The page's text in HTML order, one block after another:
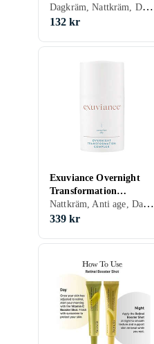
Dagkräm, Nattkräm, Dam, Herr, Mjukgörande, Rengörande, Återfuktande, Motverkar rynkor, Regenererande, Närande, Oljefri, Torr, Känslig, Mogen
132 kr
Exuviance Overnight
Transformation
Complex 50g
Nattkräm, Anti age, Dam, Avslappnande, Återfuktande, Motverkar rynkor, Uppstramande, Regenererande, Närande, Normal, Blandad, Torr, Fet, Alla, Känslig, Mogen
339 kr